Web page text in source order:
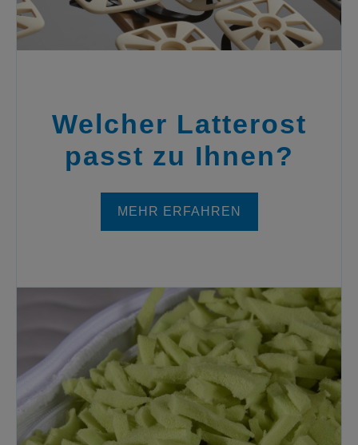
Welcher Latterost
passt zu Ihnen?
MEHR ERFAHREN